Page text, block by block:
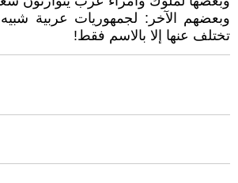
وبعضهم الآخر: لجمهوريات عربية شبيه
تختلف عنها إلا بالاسم فقط!